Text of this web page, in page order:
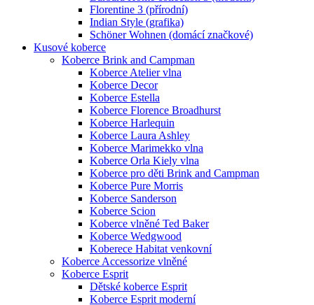
Florentine 3 (přírodní)
Indian Style (grafika)
Schöner Wohnen (domácí značkové)
Kusové koberce
Koberce Brink and Campman
Koberce Atelier vlna
Koberce Decor
Koberce Estella
Koberce Florence Broadhurst
Koberce Harlequin
Koberce Laura Ashley
Koberce Marimekko vlna
Koberce Orla Kiely vlna
Koberce pro děti Brink and Campman
Koberce Pure Morris
Koberce Sanderson
Koberce Scion
Koberce vlněné Ted Baker
Koberce Wedgwood
Koberece Habitat venkovní
Koberce Accessorize vlněné
Koberce Esprit
Dětské koberce Esprit
Koberce Esprit moderní